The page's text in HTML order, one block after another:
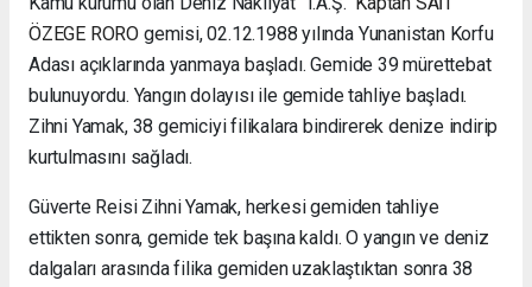
ÖZEGE RORO gemisi, 02.12.1988 yılında Yunanistan Korfu
Adası açıklarında yanmaya başladı. Gemide 39 mürettebat
bulunuyordu. Yangın dolayısı ile gemide tahliye başladı.
Zihni Yamak, 38 gemiciyi filikalara bindirerek denize indirip
kurtulmasını sağladı.
Güverte Reisi Zihni Yamak, herkesi gemiden tahliye
ettikten sonra, gemide tek başına kaldı. O yangın ve deniz
dalgaları arasında filika gemiden uzaklaştıktan sonra 38